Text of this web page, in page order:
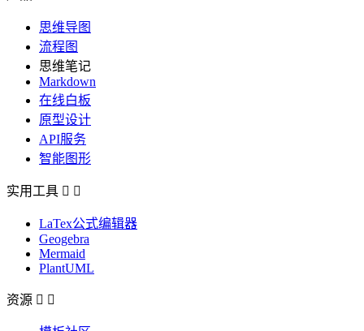
思维导图
流程图
思维笔记
Markdown
在线白板
原型设计
API服务
智能图形
实用工具  
LaTex公式编辑器
Geogebra
Mermaid
PlantUML
资源  